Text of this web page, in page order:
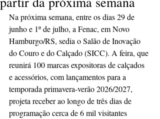
Na próxima semana, entre os dias 29 de
junho e 1º de julho, a Fenac, em Novo
Hamburgo/RS, sedia o Salão de Inovação
do Couro e do Calçado (SICC). A feira, que
reunirá 100 marcas expositoras de calçados
e acessórios, com lançamentos para a
temporada primavera-verão 2026/2027,
projeta receber ao longo de três dias de
programação cerca de 6 mil visitantes